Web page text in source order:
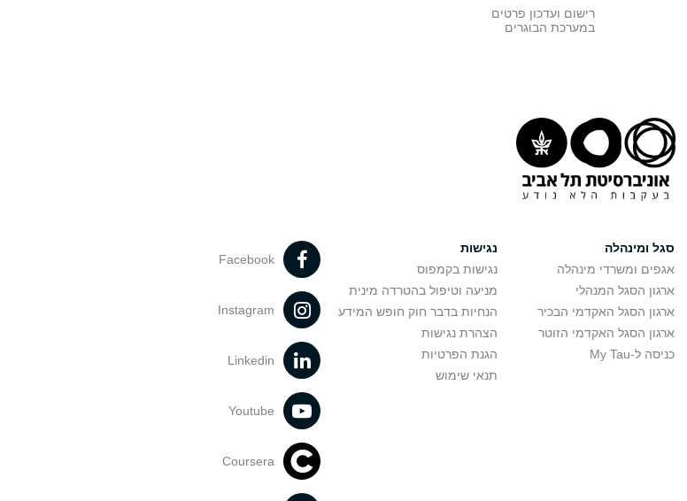
רישום ועדכון פרטים
במערכת הבוגרים
סגל ומינהלה
אגפים ומשרדי מינהלה
ארגון הסגל המנהלי
ארגון הסגל האקדמי הבכיר
ארגון הסגל האקדמי הזוטר
כניסה ל-My Tau
נגישות
נגישות בקמפוס
מניעה וטיפול בהטרדה מינית
הנחיות בדבר חוק חופש המידע
הצהרת נגישות
הגנת הפרטיות
תנאי שימוש
Facebook
Instagram
Linkedin
Youtube
Coursera